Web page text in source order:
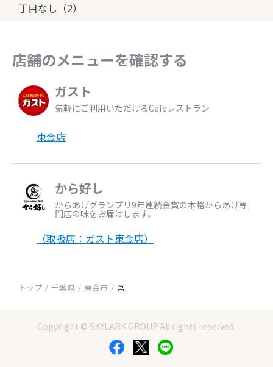
丁目なし（2）
店舗のメニューを確認する
ガスト
気軽にご利用いただけるCafeレストラン
東金店
から好し
からあげグランプリ9年連続金賞の本格からあげ専
門店の味をお届けします。
（取扱店：ガスト東金店）
トップ 千葉県 東金市 宮
Copyright © SKYLARK GROUP All rights reserved.